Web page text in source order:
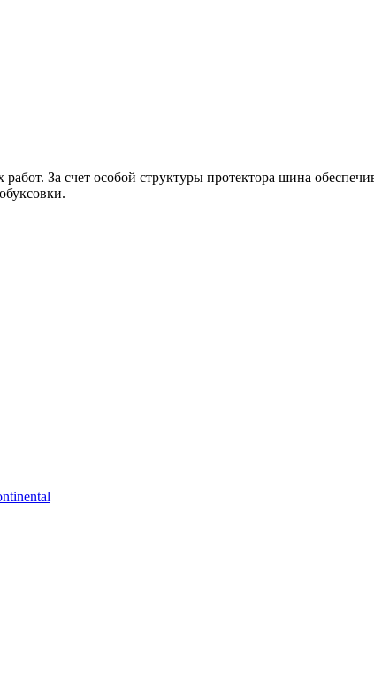
За счет особой структуры протектора шина